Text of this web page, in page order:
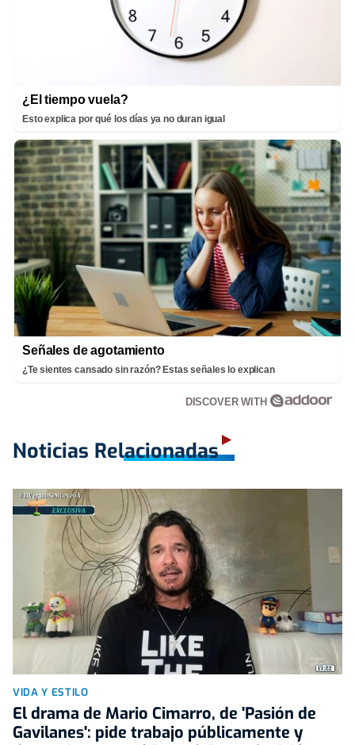
¿El tiempo vuela?
Esto explica por qué los días ya no duran igual
Señales de agotamiento
¿Te sientes cansado sin razón? Estas señales lo explican
DISCOVER WITH
Noticias Relacionadas
VIDA Y ESTILO
El drama de Mario Cimarro, de 'Pasión de
Gavilanes': pide trabajo públicamente y